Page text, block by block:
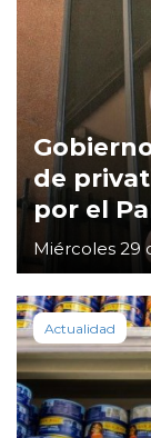
de
por el
Miércoles 29
Actualidad